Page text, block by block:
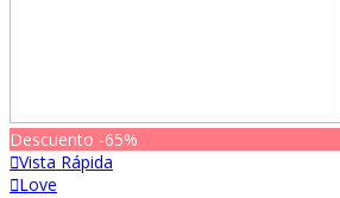
Descuento -65%
Vista Rápida
Love